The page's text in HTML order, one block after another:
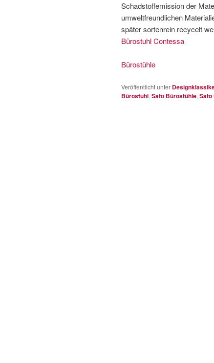
Schadstoffemission der
umweltfreundlichen
später sortenrein recycelt
Bürostuhl Contessa
Bürostühle
Veröffentlicht unter
Bürostuhl, Sato Bürostühle, Sato